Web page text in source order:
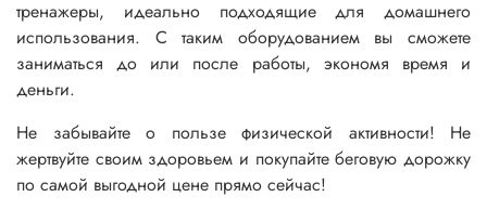
тренажеры, идеально подходящие для домашнего
использования. С таким оборудованием вы сможете
заниматься до или после работы, экономя время и
деньги.
Не забывайте о пользе физической активности! Не
жертвуйте своим здоровьем и покупайте беговую дорожку
по самой выгодной цене прямо сейчас!